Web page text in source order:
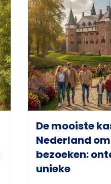
De mooiste
Nederland
bezoeken:
unieke